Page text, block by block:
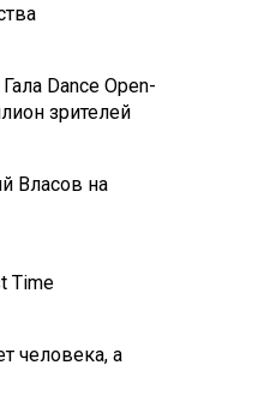
Dance Open-
зрителей
Власов на
Time
человека, а